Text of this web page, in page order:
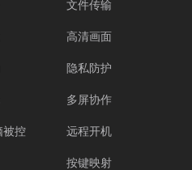
被控
文件传输
高清画面
隐私防护
多屏协作
远程开机
按键映射